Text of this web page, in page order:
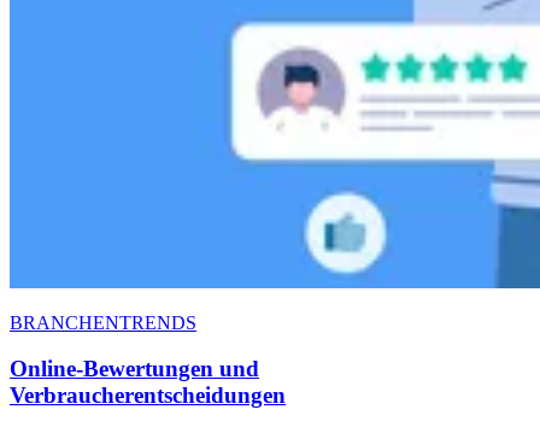
BRANCHENTRENDS
Online-Bewertungen und
Verbraucherentscheidungen